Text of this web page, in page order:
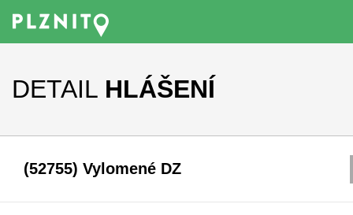
DETAIL HLÁŠENÍ
(52755) Vylomené DZ